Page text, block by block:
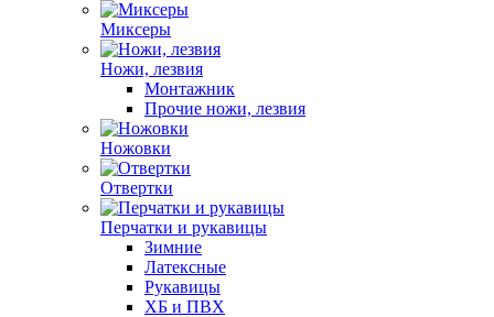
Миксеры
Ножи, лезвия
Монтажник
Прочие ножи, лезвия
Ножовки
Отвертки
Перчатки и рукавицы
Зимние
Латексные
Рукавицы
ХБ и ПВХ